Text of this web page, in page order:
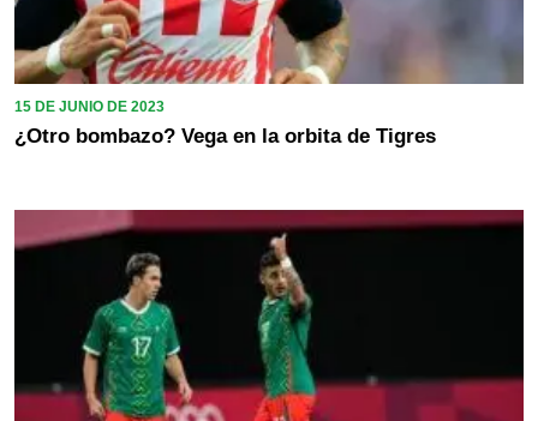
15 DE JUNIO DE 2023
¿Otro bombazo? Vega en la orbita de Tigres